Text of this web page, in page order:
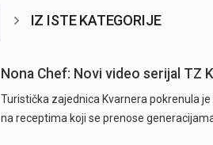
IZ ISTE KATEGORIJE
Nona Chef: Novi video serijal TZ
Turistička zajednica Kvarnera pokrenula
na receptima koji se prenose